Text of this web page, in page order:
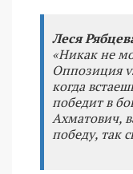
Леся
«Никак не
Оппозиция
когда
победит в
Ахматович,
победу, так